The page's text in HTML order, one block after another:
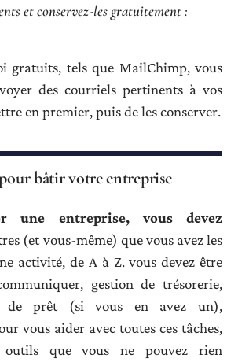
et conservez-les gratuitement :
gratuits, tels que MailChimp, vous
des courriels pertinents à vos
en premier, puis de les conserver.
bâtir votre entreprise
une entreprise, vous devez
(et vous-même) que vous avez les
activité, de A à Z. vous devez être
gestion de trésorerie,
de prêt (si vous en avez un),
vous aider avec toutes ces tâches,
outils que vous ne pouvez rien